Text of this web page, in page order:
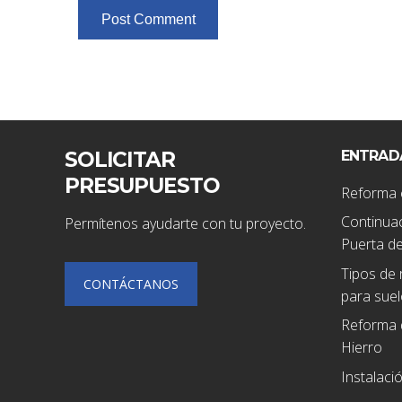
SOLICITAR
PRESUPUESTO
Permítenos ayudarte con tu proyecto.
CONTÁCTANOS
Puerta
Tipos de
para
Reforma
Hierro